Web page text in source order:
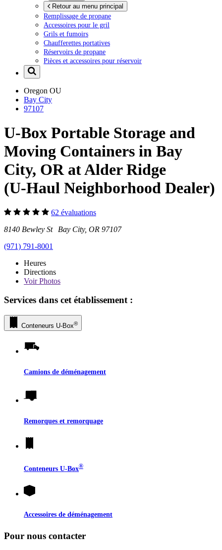
Retour au menu principal
Remplissage de propane
Accessoires pour le gril
Grils et fumoirs
Chaufferettes portatives
Réservoirs de propane
Pièces et accessoires pour réservoir
Oregon OU
Bay City
97107
U-Box Portable Storage and
Moving Containers in Bay
City, OR at Alder Ridge
(U-Haul Neighborhood Dealer)
62 évaluations
8140 Bewley St Bay City, OR 97107
(971) 791-8001
Heures
Directions
VoirPhotos
Services dans cet établissement :
Conteneurs U-Box®
Camions de déménagement
Remorques et remorquage
Conteneurs U-Box®
Accessoires de déménagement
Pour nous contacter